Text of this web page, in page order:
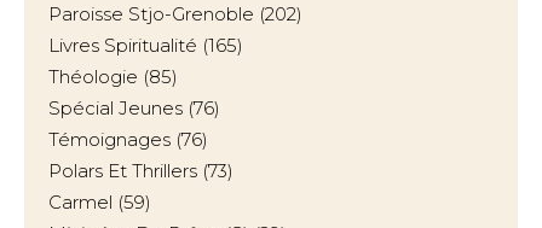
Paroisse Stjo-Grenoble (202)
Livres Spiritualité (165)
Théologie (85)
Spécial Jeunes (76)
Témoignages (76)
Polars Et Thrillers (73)
Carmel (59)